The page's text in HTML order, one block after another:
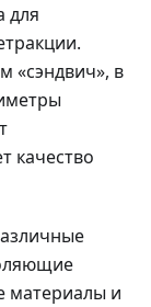
для
«сэндвич», в
качество
материалы и